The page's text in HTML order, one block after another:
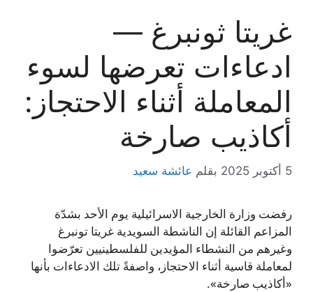
غريتا ثونبرغ —
ادعاءات تعرضها لسوء
المعاملة أثناء الاحتجاز:
أكاذيب صارخة
5 أكتوبر 2025 بقلم عائشة سعيد
رفضت وزارة الخارجية الاسرائيلية يوم الأحد بشدّة
المزاعم القائلة إن الناشطة السويدية غريتا تونبرغ
وغيرهم من النشطاء المؤيدين للفلسطينيين تعرّضوا
لمعاملة قاسية أثناء الاحتجاز، واصفةً تلك الادعاءات بأنها
«أكاذيب صارخة».